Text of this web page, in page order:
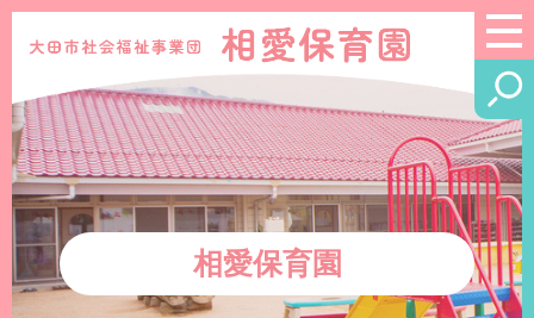
このページの本文へ
相愛保育園